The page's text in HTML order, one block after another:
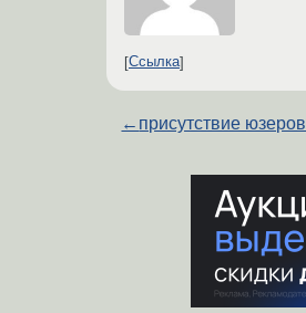
Ссылка
← присутствие